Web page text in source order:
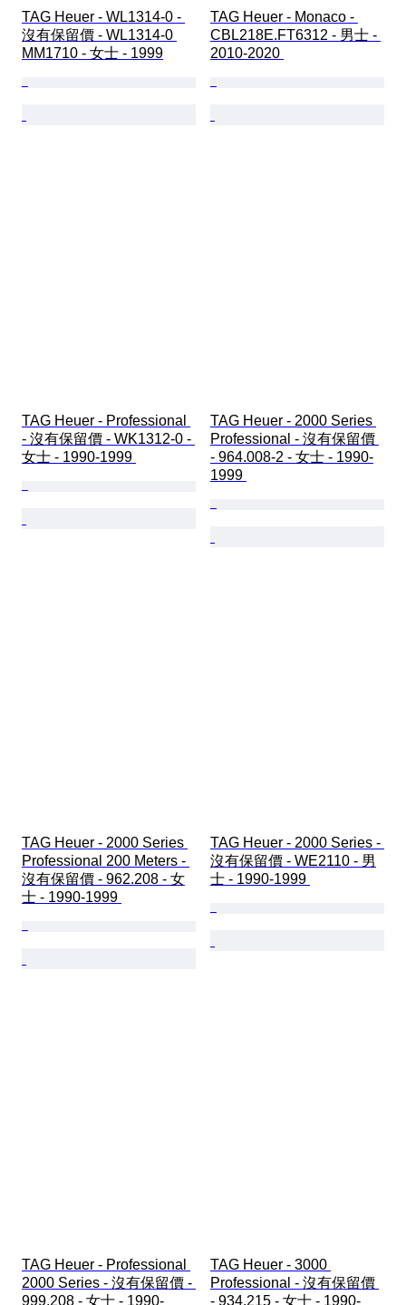
TAG Heuer - WL1314-0 -
沒有保留價 - WL1314-0
MM1710 - 女士 - 1999
TAG Heuer - Monaco -
CBL218E.FT6312 - 男士 -
2010-2020
TAG Heuer - Professional
- 沒有保留價 - WK1312-0 -
女士 - 1990-1999
TAG Heuer - 2000 Series
Professional - 沒有保留價
- 964.008-2 - 女士 - 1990-
1999
TAG Heuer - 2000 Series
Professional 200 Meters -
沒有保留價 - 962.208 - 女
士 - 1990-1999
TAG Heuer - 2000 Series -
沒有保留價 - WE2110 - 男
士 - 1990-1999
TAG Heuer - Professional
2000 Series - 沒有保留價 -
999.208 - 女士 - 1990-
TAG Heuer - 3000
Professional - 沒有保留價
- 934.215 - 女士 - 1990-